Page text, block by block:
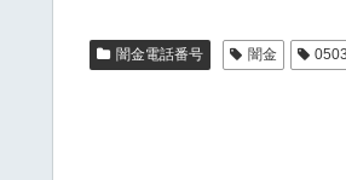
闇金電話番号 闇金